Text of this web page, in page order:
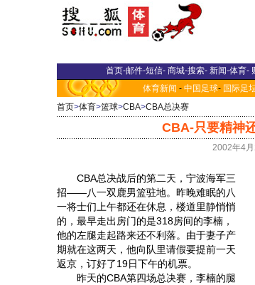
首页-邮件-短信- 商城-搜索- 新闻-体育-
体育新闻 - 中国足球- 国际足
首页>体育>篮球>CBA>CBA总决赛
CBA-只要精神
2002年4
CBA总决战后的第二天，宁波海军三
招——八一双鹿男篮驻地。昨晚难眠的八
一将士们上午都还在休息，楼道里静悄悄
的，最早走出房门的是318房间的李楠，
他的左腿走起路来还不利落。由于妻子产
期就在这两天，他向队里请假要提前一天
返京，订好了19日下午的机票。
昨天的CBA第四场总决赛，李楠的腿